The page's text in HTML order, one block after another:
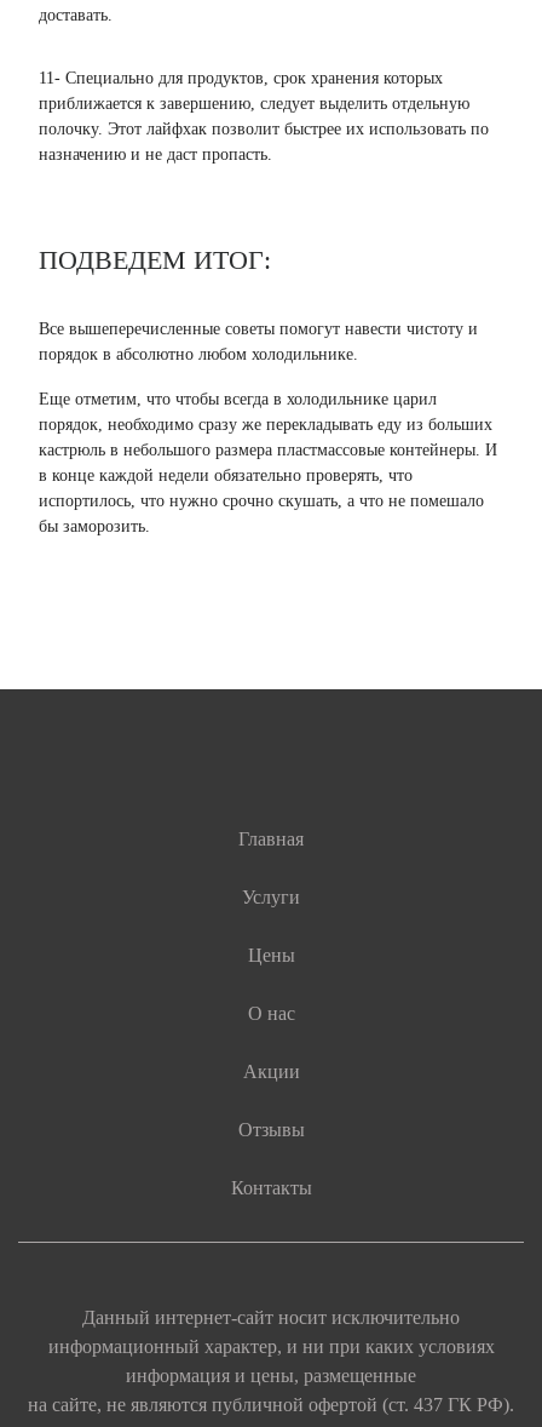
доставать.
11- Специально для продуктов, срок хранения которых
приближается к завершению, следует выделить отдельную
полочку. Этот лайфхак позволит быстрее их использовать по
назначению и не даст пропасть.
ПОДВЕДЕМ ИТОГ:
Все вышеперечисленные советы помогут навести чистоту и
порядок в абсолютно любом холодильнике.
Еще отметим, что чтобы всегда в холодильнике царил
порядок, необходимо сразу же перекладывать еду из больших
кастрюль в небольшого размера пластмассовые контейнеры. И
в конце каждой недели обязательно проверять, что
испортилось, что нужно срочно скушать, а что не помешало
бы заморозить.
Главная
Услуги
Цены
О нас
Акции
Отзывы
Контакты
Данный интернет-сайт носит исключительно
информационный характер, и ни при каких условиях
информация и цены, размещенные
на сайте, не являются публичной офертой (ст. 437 ГК РФ).